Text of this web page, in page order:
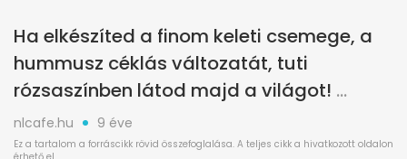
Ha elkészíted a finom keleti csemege, a
hummusz céklás változatát, tuti
rózsaszínben látod majd a világot!
nlcafe.hu 9 éve